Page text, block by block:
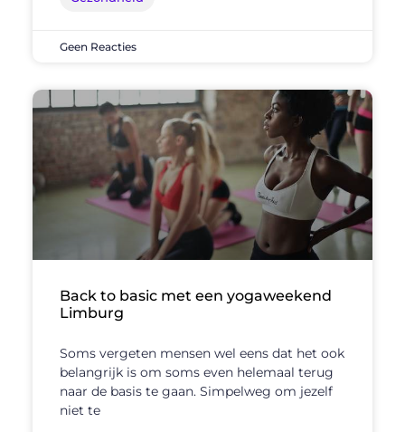
Geen Reacties
Back to basic met een yogaweekend
Limburg
Soms vergeten mensen wel eens dat het ook
belangrijk is om soms even helemaal terug
naar de basis te gaan. Simpelweg om jezelf
niet te